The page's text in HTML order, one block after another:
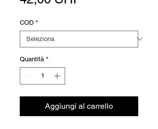
COD *
Quantità *
Aggiungi al carrello